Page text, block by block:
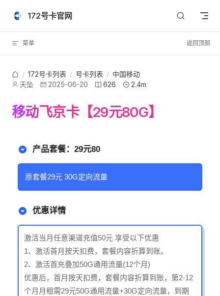
Skip to content
172号卡官网
菜单 返回顶部
/ 172号卡列表 / 号卡列表 / 中国移动
天坠
2025-06-20 626 2.4m
移动飞京卡【29元80G】
产品套餐：29元80
原套餐29元 30G定向流量
优惠详情
激活当月任意渠道充值50元 享受以下优惠
1、激活首月按天扣费，套餐内容折算到账。
2、激活首充叠加50G通用流量(12个月)
优惠后，首月按天扣费，套餐内容折算到账，第2-12
个月月租需29元50G通用流量+30G定向流量，到期